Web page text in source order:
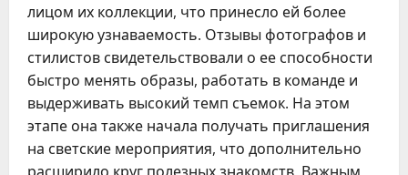
лицом их коллекции, что принесло ей более
широкую узнаваемость. Отзывы фотографов и
стилистов свидетельствовали о ее способности
быстро менять образы, работать в команде и
выдерживать высокий темп съемок. На этом
этапе она также начала получать приглашения
на светские мероприятия, что дополнительно